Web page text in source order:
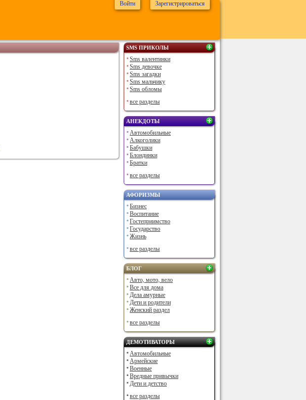
SMS ПРИКОЛЫ
Sms валентинки
Sms девочке
Sms загадки
Sms мальчику
Sms обломы
все разделы
АНЕКДОТЫ
Автомобильные
Алкоголики
Бабушки
Блондинки
Братки
все разделы
АФОРИЗМЫ
Бизнес
Воспитание
Гостеприимство
Государство
Жизнь
все разделы
БЛОГ
Авто, мото, вело
Все для дома
Дела амурные
Дети и родители
Женский раздел
все разделы
ДЕМОТИВАТОРЫ
Автомобильные
Армейские
Военные
Вредные привычки
Дети и детство
все разделы
Войти Зарегистрироваться